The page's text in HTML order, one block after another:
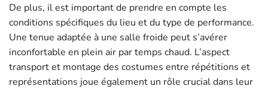
De plus, il est important de prendre en compte les
conditions spécifiques du lieu et du type de performance.
Une tenue adaptée à une salle froide peut s’avérer
inconfortable en plein air par temps chaud. L’aspect
transport et montage des costumes entre répétitions et
représentations joue également un rôle crucial dans leur